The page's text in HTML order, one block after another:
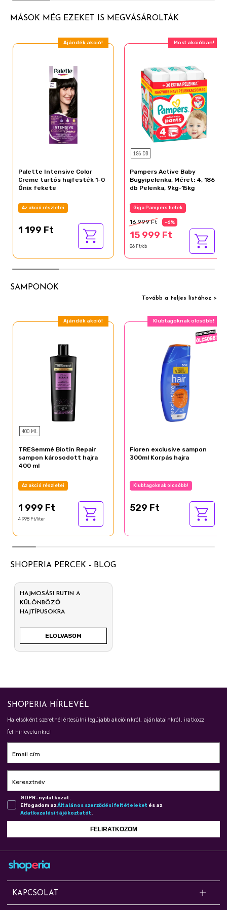
MÁSOK MÉG EZEKET IS MEGVÁSÁROLTÁK
Ajándék akció!
Palette Intensive Color
Creme tartós hajfesték 1-0
Ónix fekete
Az akció részletei
1 199 Ft
Most akcióban!
186 DB
Pampers Active Baby
Bugyipelenka, Méret: 4, 186
db Pelenka, 9kg-15kg
Giga Pampers hetek
16 999 Ft -6%
15 999 Ft
86 Ft/db
SAMPONOK
Tovább a teljes listához >
Ajándék akció!
400 ML
TRESemmé Biotin Repair
sampon károsodott hajra
400 ml
Az akció részletei
1 999 Ft
4 998 Ft/liter
Klubtagoknak olcsóbb!
Floren exclusive sampon
300ml Korpás hajra
Klubtagoknak olcsóbb!
529 Ft
SHOPERIA PERCEK - BLOG
HAJMOSÁSI RUTIN A
KÜLÖNBÖZŐ
HAJTÍPUSOKRA
ELOLVASOM
SHOPERIA HÍRLEVÉL
Ha elsőként szeretnél értesülni legújabb akcióinkról, ajánlatainkról, iratkozz
fel hírlevelünkre!
Email cím
Keresztnév
GDPR-nyilatkozat.
Elfogadom azÁl­ta­lá­nos szer­ző­dé­si fel­té­te­le­ket és az
Adat­ke­ze­lé­si tá­jé­koz­ta­tót.
FELIRATKOZOM
KAPCSOLAT